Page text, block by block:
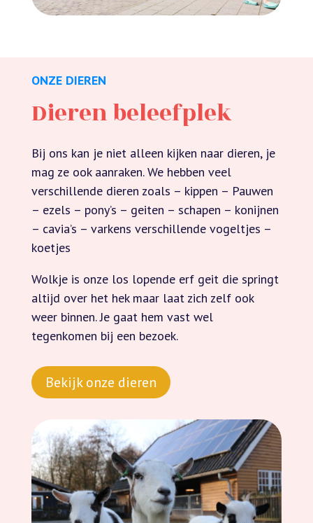
ONZE DIEREN
Dieren beleefplek
Bij ons kan je niet alleen kijken naar dieren, je
mag ze ook aanraken. We hebben veel
verschillende dieren zoals – kippen – Pauwen
– ezels – pony’s – geiten – schapen – konijnen
– cavia’s – varkens verschillende vogeltjes –
koetjes
Wolkje is onze los lopende erf geit die springt
altijd over het hek maar laat zich zelf ook
weer binnen. Je gaat hem vast wel
tegenkomen bij een bezoek.
Bekijk onze dieren